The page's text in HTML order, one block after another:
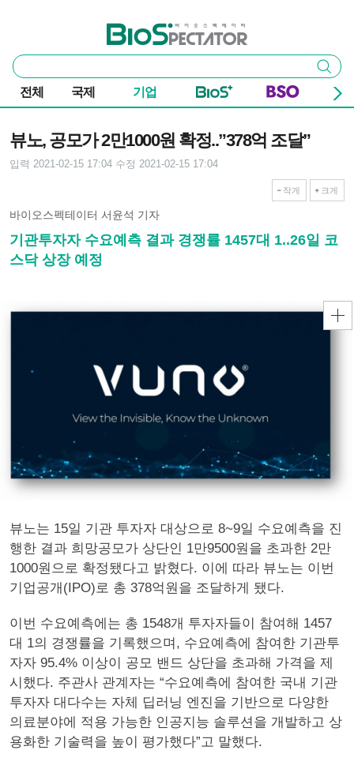
바이오스펙테이터
통
합
검
색
검색
전체 국제 기업
뷰노, 공모가 2만1000원 확정..”378억 조달”
입력 2021-02-15 17:04 수정 2021-02-15 17:04
작게 크게
바이오스펙테이터 서윤석 기자
기관투자자 수요예측 결과 경쟁률 1457대 1..26일 코
스닥 상장 예정
뷰노는 15일 기관 투자자 대상으로 8~9일 수요예측을 진
행한 결과 희망공모가 상단인 1만9500원을 초과한 2만
1000원으로 확정됐다고 밝혔다. 이에 따라 뷰노는 이번
기업공개(IPO)로 총 378억원을 조달하게 됐다.
이번 수요예측에는 총 1548개 투자자들이 참여해 1457
대 1의 경쟁률을 기록했으며, 수요예측에 참여한 기관투
자자 95.4% 이상이 공모 밴드 상단을 초과해 가격을 제
시했다. 주관사 관계자는 “수요예측에 참여한 국내 기관
투자자 대다수는 자체 딥러닝 엔진을 기반으로 다양한
의료분야에 적용 가능한 인공지능 솔루션을 개발하고 상
용화한 기술력을 높이 평가했다”고 말했다.